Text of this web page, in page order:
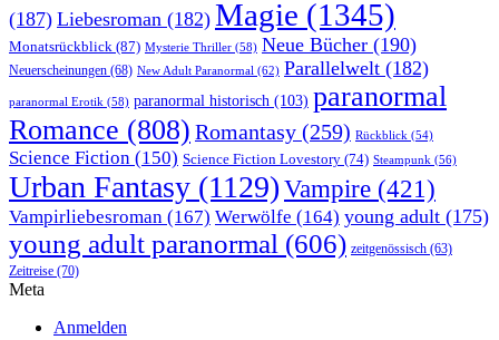
(187) Liebesroman (182) Magie (1345)
Monatsrückblick (87) Mysterie Thriller (58) Neue Bücher (190)
Neuerscheinungen (68) New Adult Paranormal (62) Parallelwelt (182)
paranormal Erotik (58) paranormal historisch (103) paranormal
Romance (808) Romantasy (259) Rückblick (54)
Science Fiction (150) Science Fiction Lovestory (74) Steampunk (56)
Urban Fantasy (1129) Vampire (421)
Vampirliebesroman (167) Werwölfe (164) young adult (175)
young adult paranormal (606) zeitgenössisch (63)
Zeitreise (70)
Meta
Anmelden